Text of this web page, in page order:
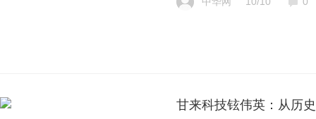
甘来科技铉伟英：从历